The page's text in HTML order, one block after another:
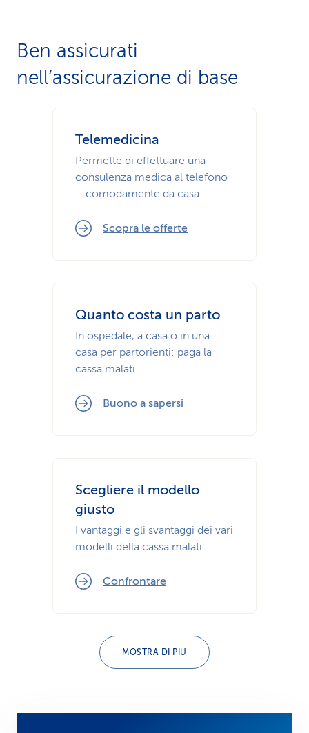
Ben assicurati
nell’assicurazione di base
Telemedicina
Permette di effettuare una
consulenza medica al telefono
– comodamente da casa.
Scopra le offerte
Quanto costa un parto
In ospedale, a casa o in una
casa per partorienti: paga la
cassa malati.
Buono a sapersi
Scegliere il modello
giusto
I vantaggi e gli svantaggi dei vari
modelli della cassa malati.
Confrontare
MOSTRA DI PIÙ